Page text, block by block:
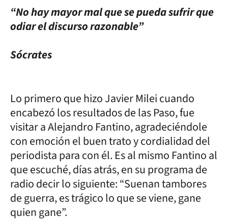
“No hay mayor mal que se pueda sufrir que
odiar el discurso razonable”
Sócrates
Lo primero que hizo Javier Milei cuando
encabezó los resultados de las Paso, fue
visitar a Alejandro Fantino, agradeciéndole
con emoción el buen trato y cordialidad del
periodista para con él. Es al mismo Fantino al
que escuché, días atrás, en su programa de
radio decir lo siguiente: “Suenan tambores
de guerra, es trágico lo que se viene, gane
quien gane”.